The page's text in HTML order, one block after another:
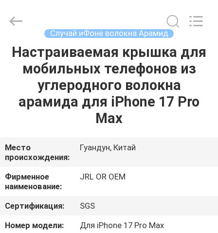
ДОМ
ТОВАРЫ
ВИДЕО
VR-
ШОУ
О
НАС
Technology
Случай иФоне волокна Арамид
Настраиваемая крышка для
мобильных телефонов из
углеродного волокна
арамида для iPhone 17 Pro
Max
Место
происхождения:
Гуандун, Китай
Фирменное
наименование:
JRL OR OEM
Сертификация:
SGS
Номер модели:
Для iPhone 17 Pro Max